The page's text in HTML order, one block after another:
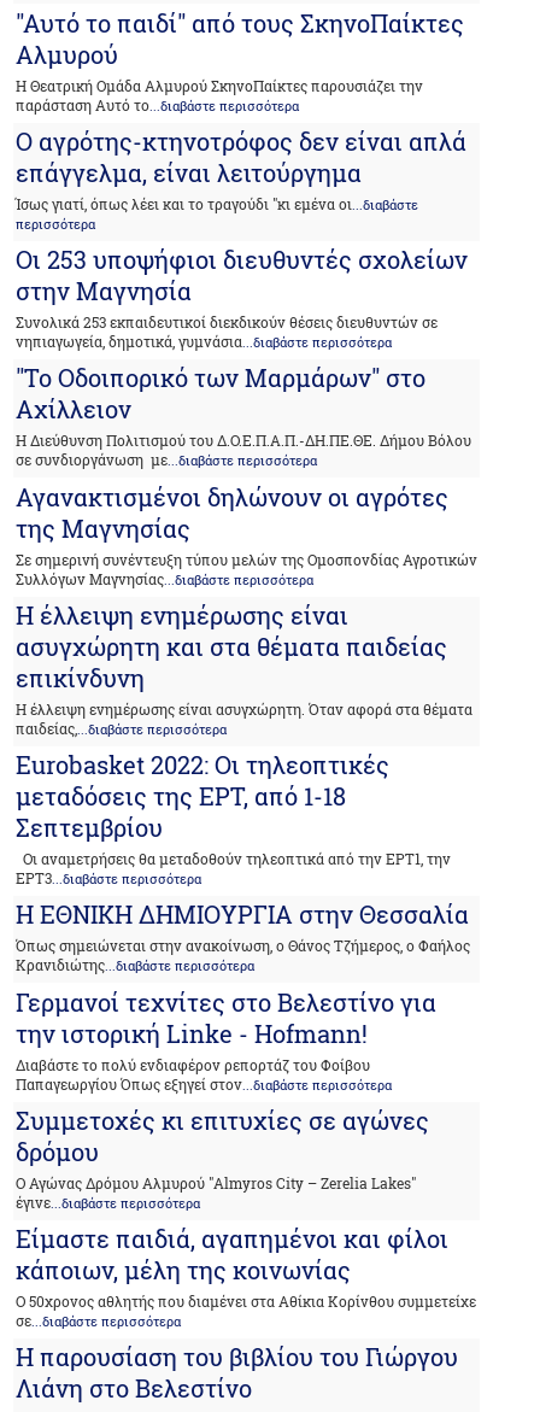
"Αυτό το παιδί" από τους ΣκηνοΠαίκτες
Αλμυρού
Η Θεατρική Ομάδα Αλμυρού ΣκηνοΠαίκτες παρουσιάζει την
παράσταση Αυτό το ...διαβάστε περισσότερα
Ο αγρότης-κτηνοτρόφος δεν είναι απλά
επάγγελμα, είναι λειτούργημα
Ίσως γιατί, όπως λέει και το τραγούδι "κι εμένα οι...διαβάστε
περισσότερα
Οι 253 υποψήφιοι διευθυντές σχολείων
στην Μαγνησία
Συνολικά 253 εκπαιδευτικοί διεκδικούν θέσεις διευθυντών σε
νηπιαγωγεία, δημοτικά, γυμνάσια...διαβάστε περισσότερα
"Το Οδοιπορικό των Μαρμάρων" στο
Αχίλλειον
Η Διεύθυνση Πολιτισμού του Δ.Ο.Ε.Π.Α.Π.-ΔΗ.ΠΕ.ΘΕ. Δήμου Βόλου
σε συνδιοργάνωση με...διαβάστε περισσότερα
Αγανακτισμένοι δηλώνουν οι αγρότες
της Μαγνησίας
Σε σημερινή συνέντευξη τύπου μελών της Ομοσπονδίας Αγροτικών
Συλλόγων Μαγνησίας ...διαβάστε περισσότερα
Η έλλειψη ενημέρωσης είναι
ασυγχώρητη και στα θέματα παιδείας
επικίνδυνη
Η έλλειψη ενημέρωσης είναι ασυγχώρητη. Όταν αφορά στα θέματα
παιδείας,...διαβάστε περισσότερα
Εurobasket 2022: Οι τηλεοπτικές
μεταδόσεις της ΕΡΤ, από 1-18
Σεπτεμβρίου
Οι αναμετρήσεις θα μεταδοθούν τηλεοπτικά από την ΕΡΤ1, την
ΕΡΤ3...διαβάστε περισσότερα
Η ΕΘΝΙΚΗ ΔΗΜΙΟΥΡΓΙΑ στην Θεσσαλία
Όπως σημειώνεται στην ανακοίνωση, ο Θάνος Τζήμερος, ο Φαήλος
Κρανιδιώτης...διαβάστε περισσότερα
Γερμανοί τεχνίτες στο Βελεστίνο για
την ιστορική Linke - Hofmann!
Διαβάστε το πολύ ενδιαφέρον ρεπορτάζ του Φοίβου
Παπαγεωργίου Όπως εξηγεί στον ...διαβάστε περισσότερα
Συμμετοχές κι επιτυχίες σε αγώνες
δρόμου
Ο Αγώνας Δρόμου Αλμυρού "Almyros City – Zerelia Lakes"
έγινε...διαβάστε περισσότερα
Είμαστε παιδιά, αγαπημένοι και φίλοι
κάποιων, μέλη της κοινωνίας
Ο 50χρονος αθλητής που διαμένει στα Αθίκια Κορίνθου συμμετείχε
σε...διαβάστε περισσότερα
Η παρουσίαση του βιβλίου του Γιώργου
Λιάνη στο Βελεστίνο